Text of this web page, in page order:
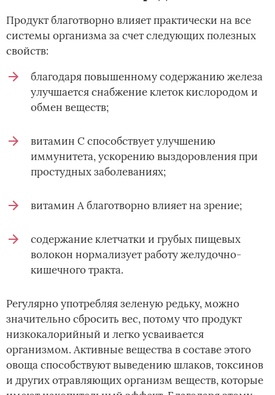
Продукт благотворно влияет практически на все
системы организма за счет следующих полезных
свойств:
благодаря повышенному содержанию железа
улучшается снабжение клеток кислородом и
обмен веществ;
витамин С способствует улучшению
иммунитета, ускорению выздоровления при
простудных заболеваниях;
витамин А благотворно влияет на зрение;
содержание клетчатки и грубых пищевых
волокон нормализует работу желудочно-
кишечного тракта.
Регулярно употребляя зеленую редьку, можно
значительно сбросить вес, потому что продукт
низкокалорийный и легко усваивается
организмом. Активные вещества в составе этого
овоща способствуют выведению шлаков, токсинов
и других отравляющих организм веществ, которые